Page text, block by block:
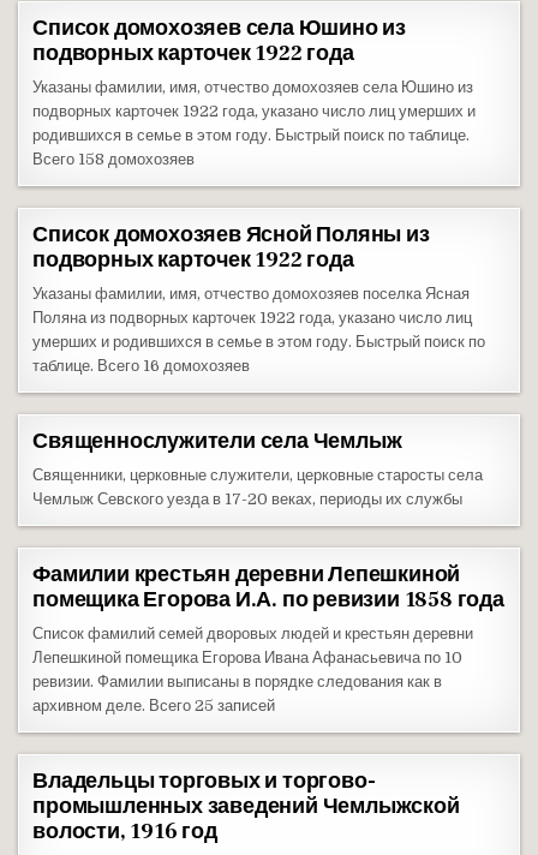
Список домохозяев села Юшино из
подворных карточек 1922 года
Указаны фамилии, имя, отчество домохозяев села Юшино из
подворных карточек 1922 года, указано число лиц умерших и
родившихся в семье в этом году. Быстрый поиск по таблице.
Всего 158 домохозяев
Список домохозяев Ясной Поляны из
подворных карточек 1922 года
Указаны фамилии, имя, отчество домохозяев поселка Ясная
Поляна из подворных карточек 1922 года, указано число лиц
умерших и родившихся в семье в этом году. Быстрый поиск по
таблице. Всего 16 домохозяев
Священнослужители села Чемлыж
Священники, церковные служители, церковные старосты села
Чемлыж Севского уезда в 17-20 веках, периоды их службы
Фамилии крестьян деревни Лепешкиной
помещика Егорова И.А. по ревизии 1858 года
Список фамилий семей дворовых людей и крестьян деревни
Лепешкиной помещика Егорова Ивана Афанасьевича по 10
ревизии. Фамилии выписаны в порядке следования как в
архивном деле. Всего 25 записей
Владельцы торговых и торгово-
промышленных заведений Чемлыжской
волости, 1916 год